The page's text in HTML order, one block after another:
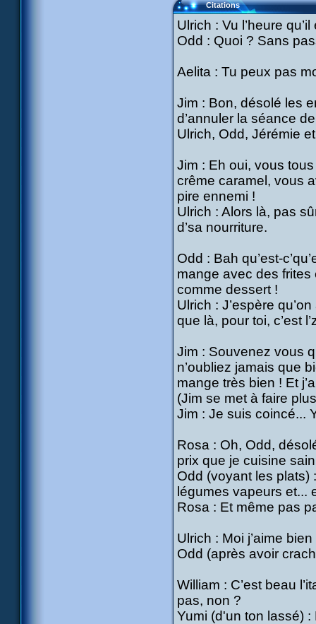
Citations
Ulrich : Vu l’heure
Odd : Quoi ? Sans
Aelita : Tu peux pas
Jim : Bon, désolé les
d’annuler la séance
Ulrich, Odd, Jérémie
Jim : Eh oui, vous
crême caramel, vous
pire ennemi !
Ulrich : Alors là, pas
d’sa nourriture.
Odd : Bah qu’est-
mange avec des frites
comme dessert !
Ulrich : J’espère
que là, pour toi, c’est
Jim : Souvenez vous
n’oubliez jamais que
mange très bien ! Et
(Jim se met à faire
Jim : Je suis coincé...
Rosa : Oh, Odd,
prix que je cuisine
Odd (voyant les plats)
légumes vapeurs et...
Rosa : Et même pas
Ulrich : Moi j’aime
Odd (après avoir
William : C’est beau
pas, non ?
Yumi (d'un ton lassé) :